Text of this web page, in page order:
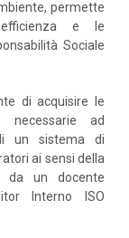
permette
e le
Sociale
di acquisire le
necessarie ad
un sistema di
ai sensi della
da un docente
Interno ISO